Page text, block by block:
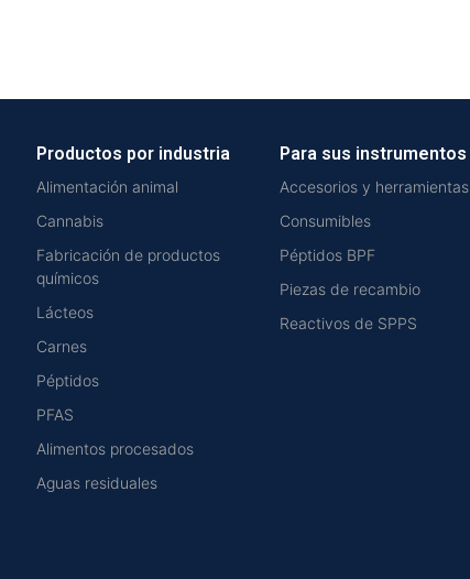
Productos por industria
Alimentación animal
Cannabis
Fabricación de productos
químicos
Lácteos
Carnes
Péptidos
PFAS
Alimentos procesados
Aguas residuales
Para sus instrumentos
Accesorios y herramientas
Consumibles
Péptidos BPF
Piezas de recambio
Reactivos de SPPS